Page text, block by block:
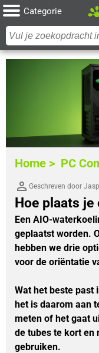
Categorie
Home > PC
Geschreven door
Hoe plaats je
Een AIO-
geplaatst worden.
hebben we drie
voor de oriëntatie
Wat het beste past
het is daarom aan
meten of het gaat
de tubes te kort en
gebruiken.